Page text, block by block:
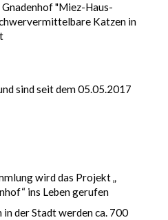
"Miez-Haus-
Katzen in
sind seit dem 05.05.2017
wird das Projekt „
ins Leben gerufen
der Stadt werden ca. 700